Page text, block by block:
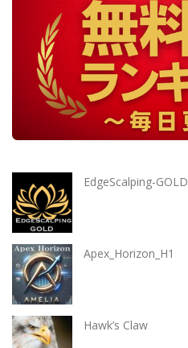
EdgeScalping-GOLD
Apex_Horizon_H1
Hawk’s Claw